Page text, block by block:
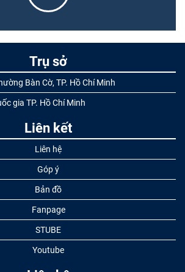
Trụ sở
Bàn Cờ, TP. Hồ Chí Minh
gia TP. Hồ Chí Minh
Liên kết
Liên hệ
Góp ý
Bản đồ
Fanpage
STUBE
Youtube